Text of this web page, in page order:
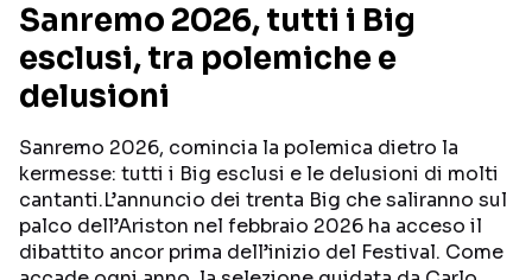
RECENSIONI MUSICALI
INTERVISTE
GOSSIP E CURIOSITÀ
TESTI CANZONI
TOUR ED EVENTI
Sanremo 2026, tutti i Big
esclusi, tra polemiche e
delusioni
Sanremo 2026, comincia la polemica dietro la
kermesse: tutti i Big esclusi e le delusioni di molti
cantanti.L’annuncio dei trenta Big che saliranno sul
palco dell’Ariston nel febbraio 2026 ha acceso il
dibattito ancor prima dell’inizio del Festival. Come